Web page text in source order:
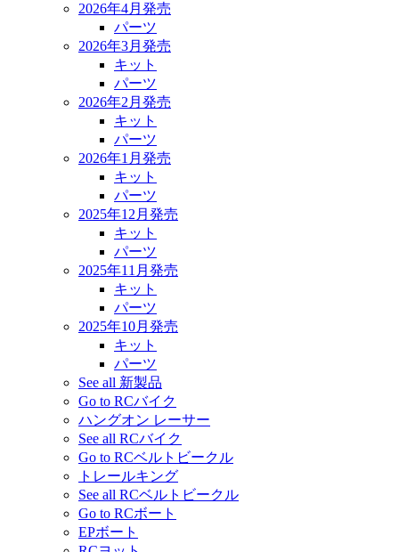
2026年4月発売
パーツ
2026年3月発売
キット
パーツ
2026年2月発売
キット
パーツ
2026年1月発売
キット
パーツ
2025年12月発売
キット
パーツ
2025年11月発売
キット
パーツ
2025年10月発売
キット
パーツ
See all 新製品
Go to RCバイク
ハングオン レーサー
See all RCバイク
Go to RCベルトビークル
トレールキング
See all RCベルトビークル
Go to RCボート
EPボート